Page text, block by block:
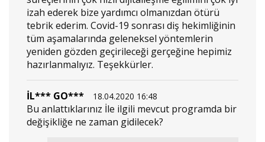
izah ederek bize yardımcı olmanızdan ötürü
tebrik ederim. Covid-19 sonrası diş hekimliğinin
tüm aşamalarında geleneksel yöntemlerin
yeniden gözden geçirileceği gerçeğine hepimiz
hazırlanmalıyız. Teşekkürler.
İL*** GO*** 18.04.2020 16:48
Bu anlattıklarınız İle ilgili mevcut programda bir
değişikliğe ne zaman gidilecek?